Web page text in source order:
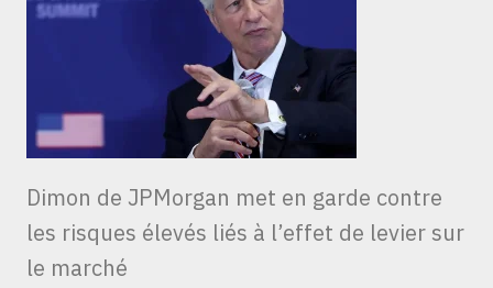
Dimon de JPMorgan met en garde contre
les risques élevés liés à l’effet de levier sur
le marché